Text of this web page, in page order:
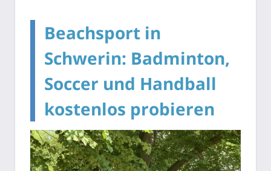
Beachsport in
Schwerin: Badminton,
Soccer und Handball
kostenlos probieren